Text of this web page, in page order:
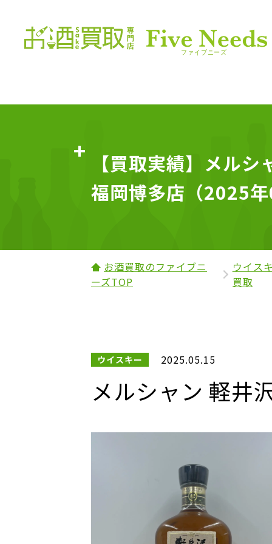
【買取実績】メル
福岡博多店（2025
お酒買取のファイブニ
ーズTOP
ウイス
買取
ウイスキー 2025.05.15
メルシャン 軽井